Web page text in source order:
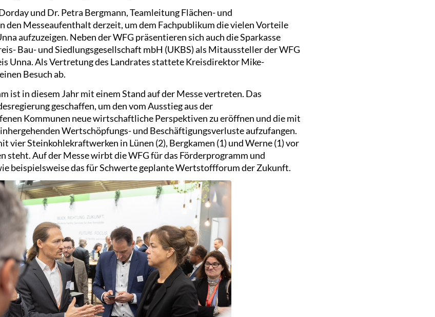
und Dr. Petra Bergmann, Teamleitung Flächen- und
Messeaufenthalt derzeit, um dem Fachpublikum die vielen Vorteile
aufzuzeigen. Neben der WFG präsentieren sich auch die Sparkasse
Bau- und Siedlungsgesellschaft mbH (UKBS) als Mitaussteller der WFG
Unna. Als Vertretung des Landrates stattete Kreisdirektor Mike-
Besuch ab.
ist in diesem Jahr mit einem Stand auf der Messe vertreten. Das
geschaffen, um den vom Ausstieg aus der
Kommunen neue wirtschaftliche Perspektiven zu eröffnen und die mit
Wertschöpfungs- und Beschäftigungsverluste aufzufangen.
vier Steinkohlekraftwerken in Lünen (2), Bergkamen (1) und Werne (1) vor
steht. Auf der Messe wirbt die WFG für das Förderprogramm und
beispielsweise das für Schwerte geplante Wertstoffforum der Zukunft.